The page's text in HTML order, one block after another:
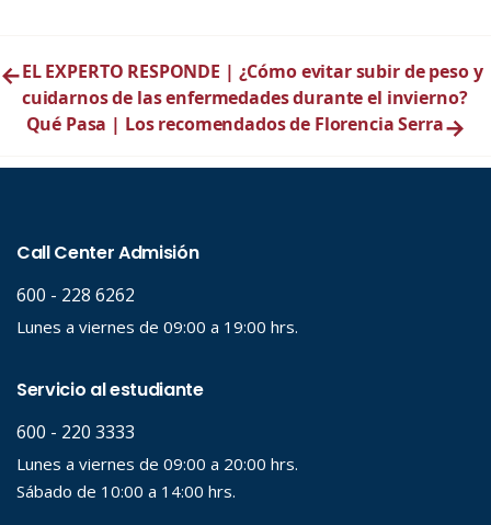
←EL EXPERTO RESPONDE | ¿Cómo evitar subir de peso y
cuidarnos de las enfermedades durante el invierno?
Qué Pasa | Los recomendados de Florencia Serra→